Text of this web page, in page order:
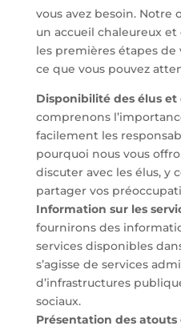
vous avez besoin. Notre
un accueil chaleureux
les premières étapes
ce que vous pouvez
Disponibilité des élus et
comprenons
facilement les
pourquoi nous vous
discuter avec les élus, y
partager vos
Information sur les
fournirons des
services disponibles
s’agisse de services
d’infrastructures
sociaux.
Présentation des